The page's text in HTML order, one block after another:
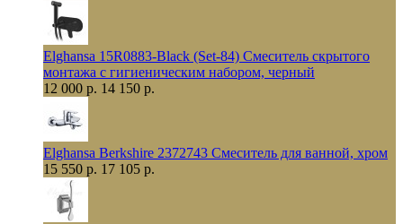
Elghansa 15R0883-Black (Set-84) Смеситель скрытого
монтажа с гигиеническим набором, черный
12 000 р. 14 150 р.
Elghansa Berkshire 2372743 Смеситель для ванной, хром
15 550 р. 17 105 р.